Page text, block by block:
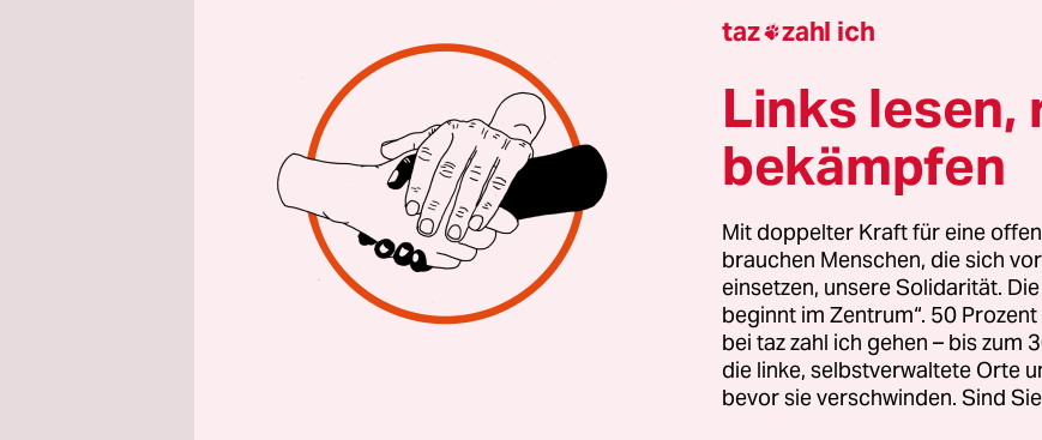
Titelgeschichte der Juni-Nummer der Aula
1951 in Graz herausgegebene rechtsextreme Zeitschrift
ihr Erscheinen ein. Das gab Heinrich Sickl, Vorsitzender
Freiheitlichen Akademikerverbandes Steiermark (FAV),
bekannt. Der FAV Steiermark ist Medieninhaber des
wieder mit gezielten Provokationen Empörung ausgelöst
als es den österreichischen Song-Contest-Teilnehmer
als „Quoten-Mohren“ des ORF abqualifiziert hatte.
Das Burschenschaftermagazin versteht sich als
rechten Randes, der gerade noch im Rahmen der
klagt man in der jüngsten Ausgabe über die CSU:
taz zahl ich
Links lesen,
bekämpfen
Mit doppelter Kraft für eine
brauchen Menschen, die sich
einsetzen, unsere Solidarität.
beginnt im Zentrum“. 50
bei taz zahl ich gehen – bis zum
die linke, selbstverwaltete Orte
bevor sie verschwinden. Sind